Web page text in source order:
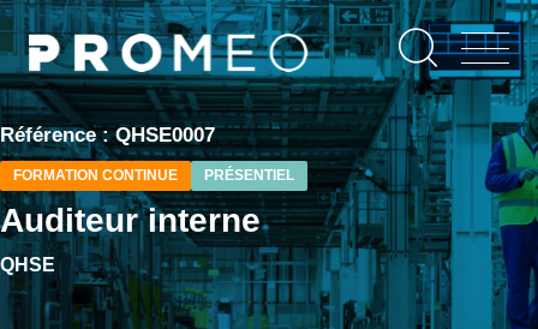
Aller
contenu
principal
Référence : QHSE0007
FORMATION CONTINUE PRÉSENTIEL
Auditeur interne
QHSE
Panneau de gestion des cookies